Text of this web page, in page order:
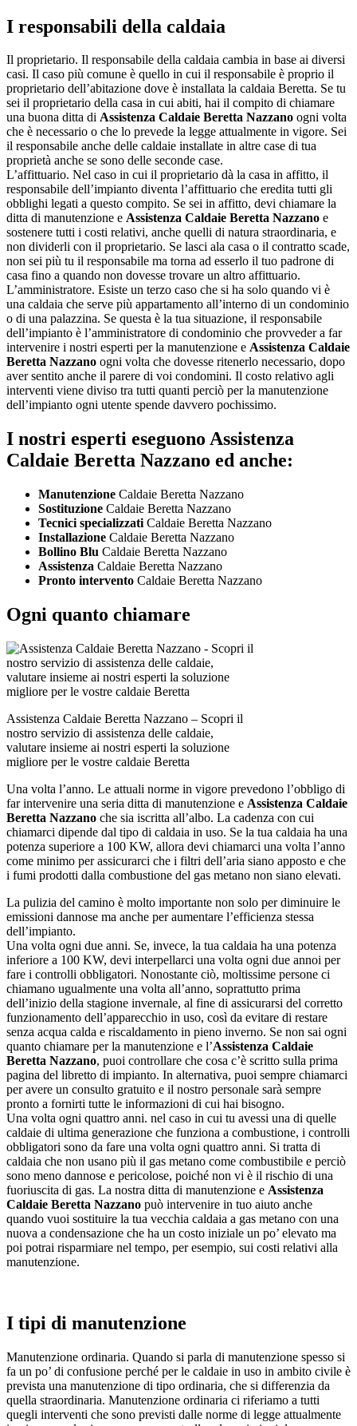
I responsabili della caldaia
Il proprietario. Il responsabile della caldaia cambia in base ai diversi
casi. Il caso più comune è quello in cui il responsabile è proprio il
proprietario dell’abitazione dove è installata la caldaia Beretta. Se tu
sei il proprietario della casa in cui abiti, hai il compito di chiamare
una buona ditta di Assistenza Caldaie Beretta Nazzano ogni volta
che è necessario o che lo prevede la legge attualmente in vigore. Sei
il responsabile anche delle caldaie installate in altre case di tua
proprietà anche se sono delle seconde case.
L’affittuario. Nel caso in cui il proprietario dà la casa in affitto, il
responsabile dell’impianto diventa l’affittuario che eredita tutti gli
obblighi legati a questo compito. Se sei in affitto, devi chiamare la
ditta di manutenzione e Assistenza Caldaie Beretta Nazzano e
sostenere tutti i costi relativi, anche quelli di natura straordinaria, e
non dividerli con il proprietario. Se lasci ala casa o il contratto scade,
non sei più tu il responsabile ma torna ad esserlo il tuo padrone di
casa fino a quando non dovesse trovare un altro affittuario.
L’amministratore. Esiste un terzo caso che si ha solo quando vi è
una caldaia che serve più appartamento all’interno di un condominio
o di una palazzina. Se questa è la tua situazione, il responsabile
dell’impianto è l’amministratore di condominio che provveder a far
intervenire i nostri esperti per la manutenzione e Assistenza Caldaie
Beretta Nazzano ogni volta che dovesse ritenerlo necessario, dopo
aver sentito anche il parere di voi condomini. Il costo relativo agli
interventi viene diviso tra tutti quanti perciò per la manutenzione
dell’impianto ogni utente spende davvero pochissimo.
I nostri esperti eseguono Assistenza
Caldaie Beretta Nazzano ed anche:
Manutenzione Caldaie Beretta Nazzano
Sostituzione Caldaie Beretta Nazzano
Tecnici specializzati Caldaie Beretta Nazzano
Installazione Caldaie Beretta Nazzano
Bollino Blu Caldaie Beretta Nazzano
Assistenza Caldaie Beretta Nazzano
Pronto intervento Caldaie Beretta Nazzano
Ogni quanto chiamare
Assistenza Caldaie Beretta Nazzano – Scopri il
nostro servizio di assistenza delle caldaie,
valutare insieme ai nostri esperti la soluzione
migliore per le vostre caldaie Beretta
Una volta l’anno. Le attuali norme in vigore prevedono l’obbligo di
far intervenire una seria ditta di manutenzione e Assistenza Caldaie
Beretta Nazzano che sia iscritta all’albo. La cadenza con cui
chiamarci dipende dal tipo di caldaia in uso. Se la tua caldaia ha una
potenza superiore a 100 KW, allora devi chiamarci una volta l’anno
come minimo per assicurarci che i filtri dell’aria siano apposto e che
i fumi prodotti dalla combustione del gas metano non siano elevati.
La pulizia del camino è molto importante non solo per diminuire le
emissioni dannose ma anche per aumentare l’efficienza stessa
dell’impianto.
Una volta ogni due anni. Se, invece, la tua caldaia ha una potenza
inferiore a 100 KW, devi interpellarci una volta ogni due annoi per
fare i controlli obbligatori. Nonostante ciò, moltissime persone ci
chiamano ugualmente una volta all’anno, soprattutto prima
dell’inizio della stagione invernale, al fine di assicurarsi del corretto
funzionamento dell’apparecchio in uso, così da evitare di restare
senza acqua calda e riscaldamento in pieno inverno. Se non sai ogni
quanto chiamare per la manutenzione e l’Assistenza Caldaie
Beretta Nazzano, puoi controllare che cosa c’è scritto sulla prima
pagina del libretto di impianto. In alternativa, puoi sempre chiamarci
per avere un consulto gratuito e il nostro personale sarà sempre
pronto a fornirti tutte le informazioni di cui hai bisogno.
Una volta ogni quattro anni. nel caso in cui tu avessi una di quelle
caldaie di ultima generazione che funziona a combustione, i controlli
obbligatori sono da fare una volta ogni quattro anni. Si tratta di
caldaia che non usano più il gas metano come combustibile e perciò
sono meno dannose e pericolose, poiché non vi è il rischio di una
fuoriuscita di gas. La nostra ditta di manutenzione e Assistenza
Caldaie Beretta Nazzano può intervenire in tuo aiuto anche
quando vuoi sostituire la tua vecchia caldaia a gas metano con una
nuova a condensazione che ha un costo iniziale un po’ elevato ma
poi potrai risparmiare nel tempo, per esempio, sui costi relativi alla
manutenzione.
I tipi di manutenzione
Manutenzione ordinaria. Quando si parla di manutenzione spesso si
fa un po’ di confusione perché per le caldaie in uso in ambito civile è
prevista una manutenzione di tipo ordinaria, che si differenzia da
quella straordinaria. Manutenzione ordinaria ci riferiamo a tutti
quegli interventi che sono previsti dalle norme di legge attualmente